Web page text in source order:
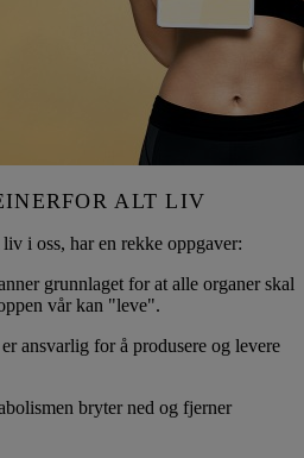
ALT LIV
i oss, har en rekke oppgaver:
grunnlaget for at alle organer skal
vår kan "leve".
ansvarlig for å produsere og levere
bryter ned og fjerner